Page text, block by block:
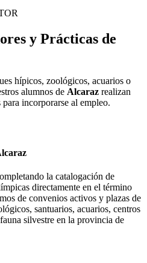
y Prácticas de
hípicos, zoológicos, acuarios o
alumnos de Alcaraz realizan
para incorporarse al empleo.
la catalogación de
directamente en el término
de convenios activos y plazas de
santuarios, acuarios, centros
silvestre en la provincia de